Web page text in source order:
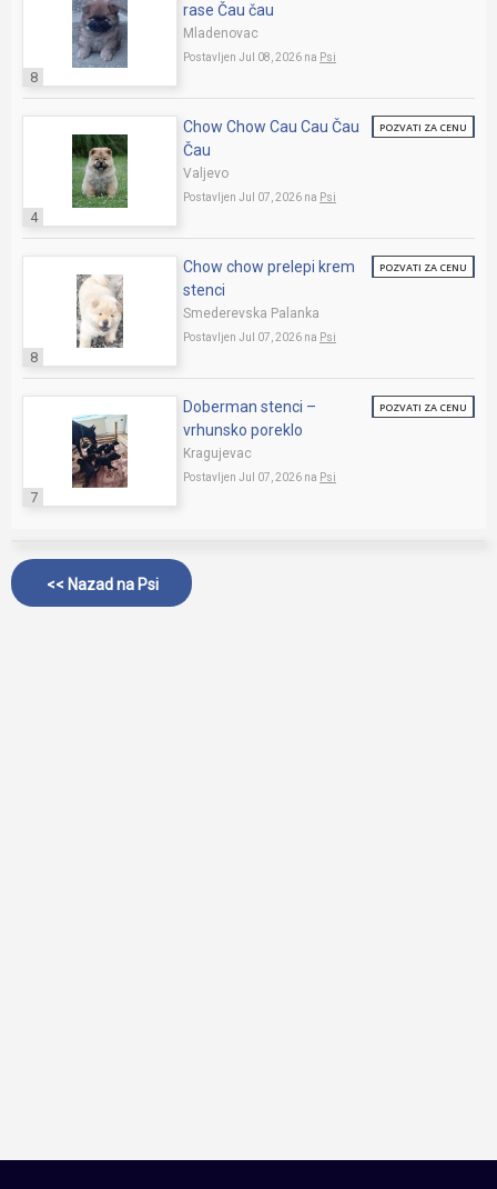
8
rase Čau čau
Mladenovac
Postavljen Jul 08, 2026 na Psi
4
Chow Chow Cau Cau Čau
Čau
Valjevo
Postavljen Jul 07, 2026 na Psi
POZVATI ZA CENU
8
Chow chow prelepi krem
stenci
Smederevska Palanka
Postavljen Jul 07, 2026 na Psi
POZVATI ZA CENU
7
Doberman stenci –
vrhunsko poreklo
Kragujevac
Postavljen Jul 07, 2026 na Psi
POZVATI ZA CENU
<< Nazad na Psi